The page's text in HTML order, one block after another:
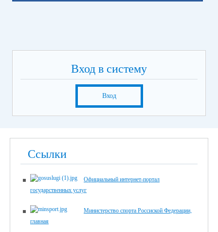
Вход в систему
Вход
Ссылки
Официальный интернет-портал
государственных услуг
Министерство спорта Россиской Федерации,
главная